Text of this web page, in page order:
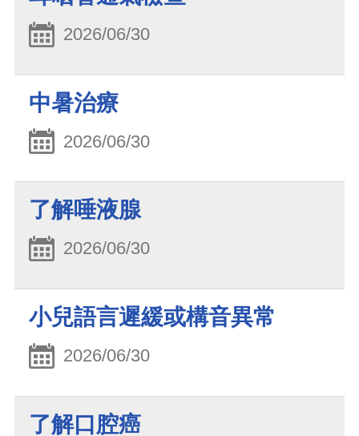
2026/06/30
中暑治療
2026/06/30
了解唾液腺
2026/06/30
小兒語言遲緩或構音異常
2026/06/30
了解口腔癌